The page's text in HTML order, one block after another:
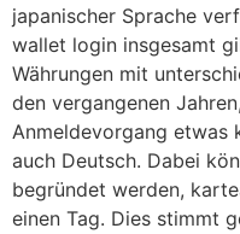
japanischer Sprache
wallet login insgesamt
Währungen mit
den vergangenen
Anmeldevorgang etwas
auch Deutsch. Dabei
begründet werden,
einen Tag. Dies stimmt